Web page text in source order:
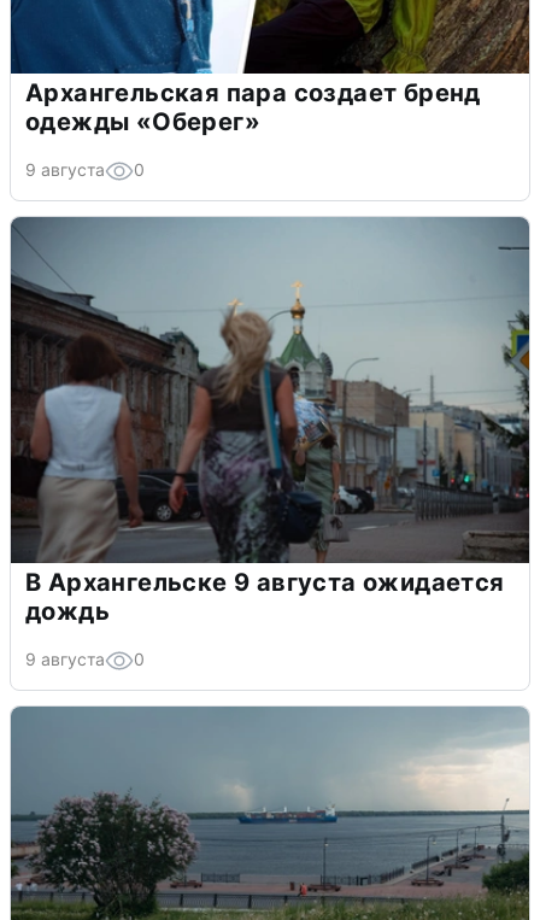
Архангельская пара создает бренд
одежды «Оберег»
9 августа 0
В Архангельске 9 августа ожидается
дождь
9 августа 0